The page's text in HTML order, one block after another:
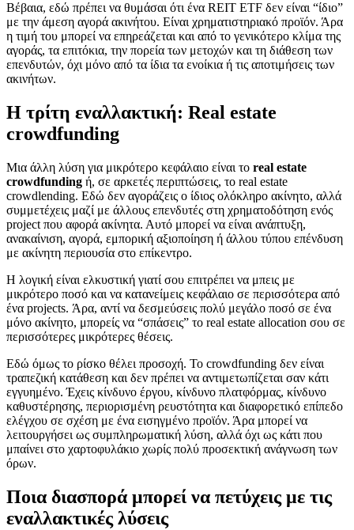
Βέβαια, εδώ πρέπει να θυμάσαι ότι ένα REIT ETF δεν είναι “ίδιο”
με την άμεση αγορά ακινήτου. Είναι χρηματιστηριακό προϊόν. Άρα
η τιμή του μπορεί να επηρεάζεται και από το γενικότερο κλίμα της
αγοράς, τα επιτόκια, την πορεία των μετοχών και τη διάθεση των
επενδυτών, όχι μόνο από τα ίδια τα ενοίκια ή τις αποτιμήσεις των
ακινήτων.
Η τρίτη εναλλακτική: Real estate
crowdfunding
Μια άλλη λύση για μικρότερο κεφάλαιο είναι το real estate
crowdfunding ή, σε αρκετές περιπτώσεις, το real estate
crowdlending. Εδώ δεν αγοράζεις ο ίδιος ολόκληρο ακίνητο, αλλά
συμμετέχεις μαζί με άλλους επενδυτές στη χρηματοδότηση ενός
project που αφορά ακίνητα. Αυτό μπορεί να είναι ανάπτυξη,
ανακαίνιση, αγορά, εμπορική αξιοποίηση ή άλλου τύπου επένδυση
με ακίνητη περιουσία στο επίκεντρο.
Η λογική είναι ελκυστική γιατί σου επιτρέπει να μπεις με
μικρότερο ποσό και να κατανείμεις κεφάλαιο σε περισσότερα από
ένα projects. Άρα, αντί να δεσμεύσεις πολύ μεγάλο ποσό σε ένα
μόνο ακίνητο, μπορείς να “σπάσεις” το real estate allocation σου σε
περισσότερες μικρότερες θέσεις.
Εδώ όμως το ρίσκο θέλει προσοχή. Το crowdfunding δεν είναι
τραπεζική κατάθεση και δεν πρέπει να αντιμετωπίζεται σαν κάτι
εγγυημένο. Έχεις κίνδυνο έργου, κίνδυνο πλατφόρμας, κίνδυνο
καθυστέρησης, περιορισμένη ρευστότητα και διαφορετικό επίπεδο
ελέγχου σε σχέση με ένα εισηγμένο προϊόν. Άρα μπορεί να
λειτουργήσει ως συμπληρωματική λύση, αλλά όχι ως κάτι που
μπαίνει στο χαρτοφυλάκιο χωρίς πολύ προσεκτική ανάγνωση των
όρων.
Ποια διασπορά μπορεί να πετύχεις με τις
εναλλακτικές λύσεις